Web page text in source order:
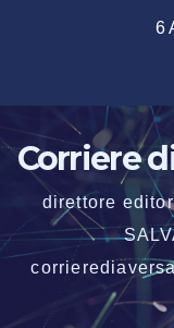
6
Corriere
direttore